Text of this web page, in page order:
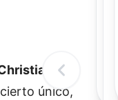
único,